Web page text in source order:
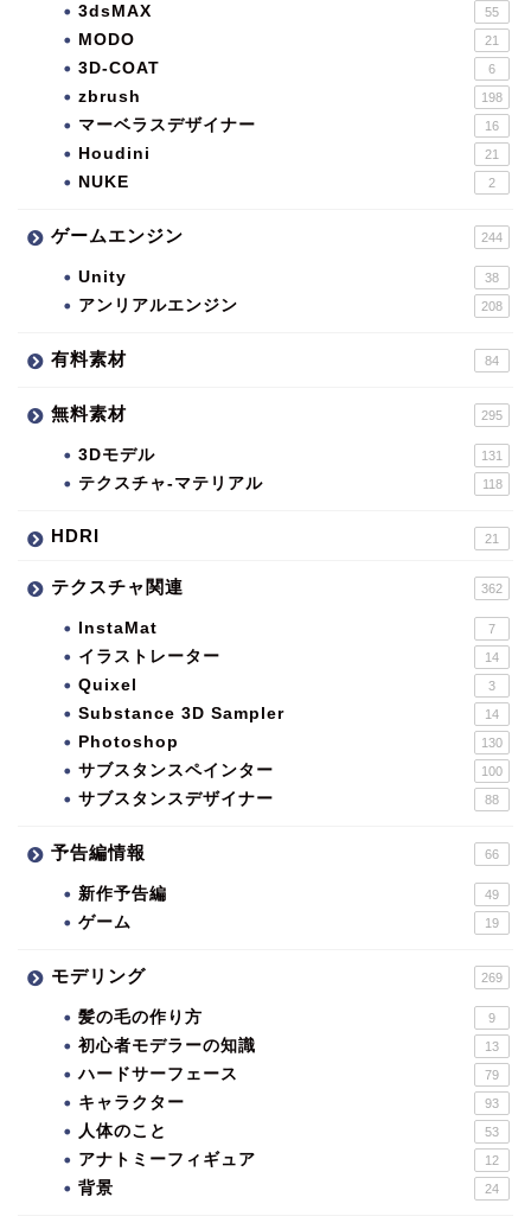
3dsMAX 55
MODO 21
3D-COAT 6
zbrush 198
マーベラスデザイナー 16
Houdini 21
NUKE 2
ゲームエンジン 244
Unity 38
アンリアルエンジン 208
有料素材 84
無料素材 295
3Dモデル 131
テクスチャ-マテリアル 118
HDRI 21
テクスチャ関連 362
InstaMat 7
イラストレーター 14
Quixel 3
Substance 3D Sampler 14
Photoshop 130
サブスタンスペインター 100
サブスタンスデザイナー 88
予告編情報 66
新作予告編 49
ゲーム 19
モデリング 269
髪の毛の作り方 9
初心者モデラーの知識 13
ハードサーフェース 79
キャラクター 93
人体のこと 53
アナトミーフィギュア 12
背景 24